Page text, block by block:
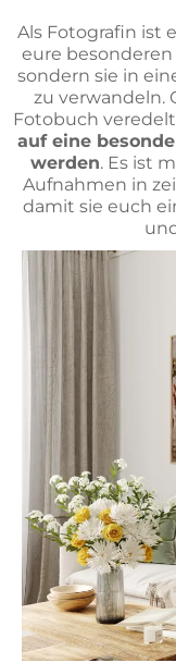
Als Fotografin ist
eure
sondern sie in
zu verwandeln.
Fotobuch veredelt
auf eine
werden. Es ist
Aufnahmen in
damit sie euch